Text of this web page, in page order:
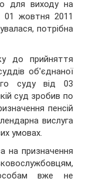
для виходу на
01 жовтня 2011
потрібна
до прийняття
об'єднаної
суду від 03
суд зробив по
пенсій
вислуга
умовах.
на призначення
вже не